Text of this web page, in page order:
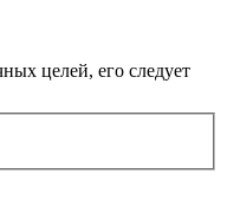
целей, его следует